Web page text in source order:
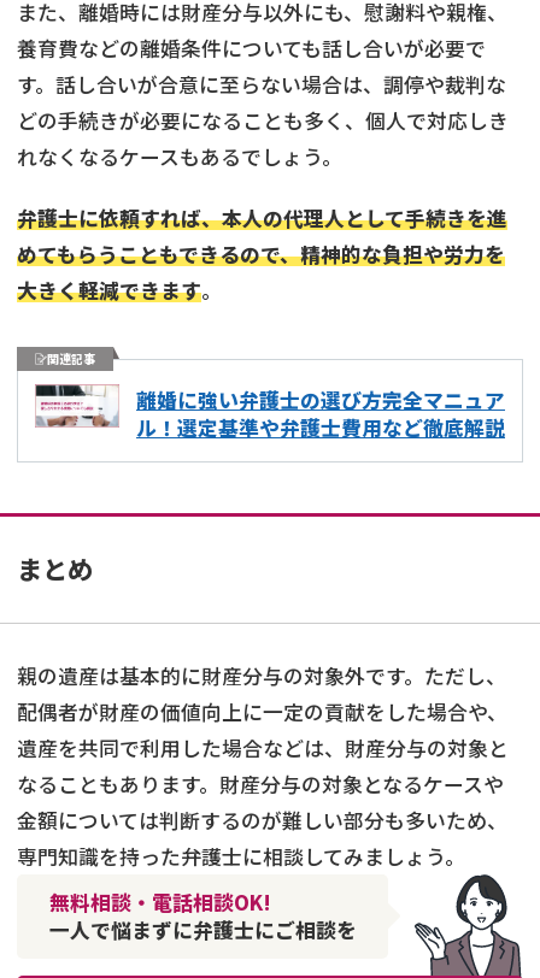
また、離婚時には財産分与以外にも、慰謝料や親権、
養育費などの離婚条件についても話し合いが必要で
す。話し合いが合意に至らない場合は、調停や裁判な
どの手続きが必要になることも多く、個人で対応しき
れなくなるケースもあるでしょう。
弁護士に依頼すれば、本人の代理人として手続きを進
めてもらうこともできるので、精神的な負担や労力を
大きく軽減できます。
関連記事
離婚に強い弁護士の選び方完全マニュア
ル！選定基準や弁護士費用など徹底解説
まとめ
親の遺産は基本的に財産分与の対象外です。ただし、
配偶者が財産の価値向上に一定の貢献をした場合や、
遺産を共同で利用した場合などは、財産分与の対象と
なることもあります。財産分与の対象となるケースや
金額については判断するのが難しい部分も多いため、
専門知識を持った弁護士に相談してみましょう。
無料相談・電話相談OK!
一人で悩まずに弁護士にご相談を